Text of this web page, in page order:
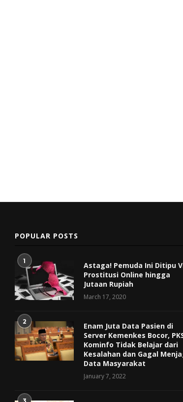
POPULAR POSTS
1
Astaga! Pemuda Ini Ditipu
Prostitusi Online hingga
Jutaan Rupiah
March 17, 2020
2
Enam Juta Data Pasien di
Server Kemenkes Bocor,
Kominfo Tidak Belajar dari
Kesalahan dan Gagal
Data Masyarakat
January 7, 2022